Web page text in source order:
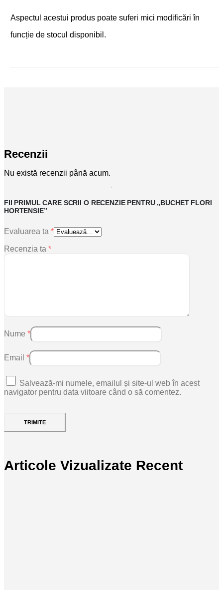
Aspectul acestui produs poate suferi mici modificări în
funcție de stocul disponibil.
Recenzii
Nu există recenzii până acum.
FII PRIMUL CARE SCRII O RECENZIE PENTRU „BUCHET FLORI
HORTENSIE”
Evaluarea ta *
Recenzia ta *
Nume *
Email *
Salvează-mi numele, emailul și site-ul web în acest
navigator pentru data viitoare când o să comentez.
Articole Vizualizate Recent